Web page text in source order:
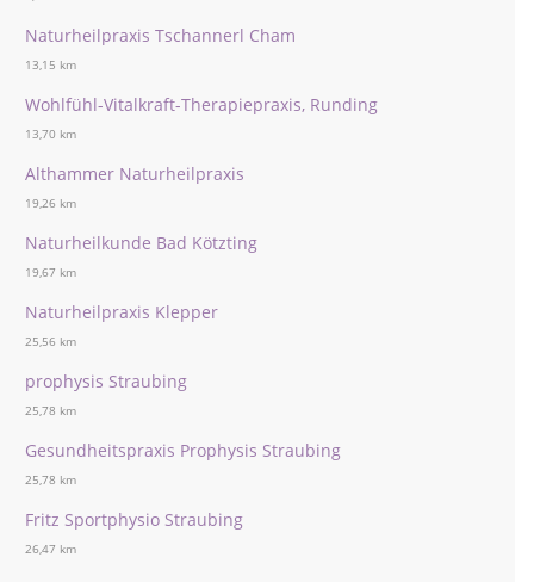
Naturheilpraxis Tschannerl Cham
13,15 km
Wohlfühl-Vitalkraft-Therapiepraxis, Runding
13,70 km
Althammer Naturheilpraxis
19,26 km
Naturheilkunde Bad Kötzting
19,67 km
Naturheilpraxis Klepper
25,56 km
prophysis Straubing
25,78 km
Gesundheitspraxis Prophysis Straubing
25,78 km
Fritz Sportphysio Straubing
26,47 km